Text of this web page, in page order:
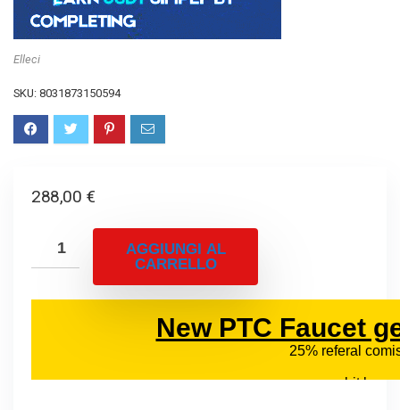
Elleci
SKU: 8031873150594
288,00 €
AGGIUNGI AL
CARRELLO